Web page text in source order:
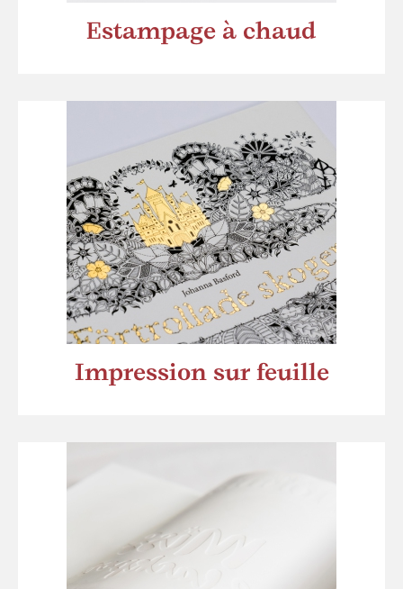
Estampage à chaud
Impression sur feuille